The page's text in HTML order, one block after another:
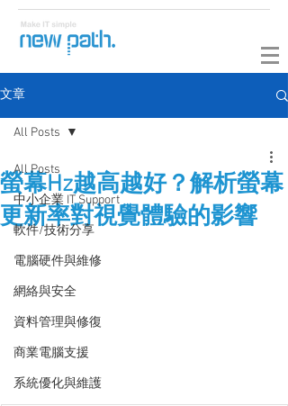
文章
All Posts
中小企業 IT Support
軟件/技術分享
電腦硬件與維修
網絡與安全
資料管理與修復
商業電腦支援
系統優化與維護
All Posts
螢幕Hz越高越好？解析螢幕
更新率對視覺體驗的影響